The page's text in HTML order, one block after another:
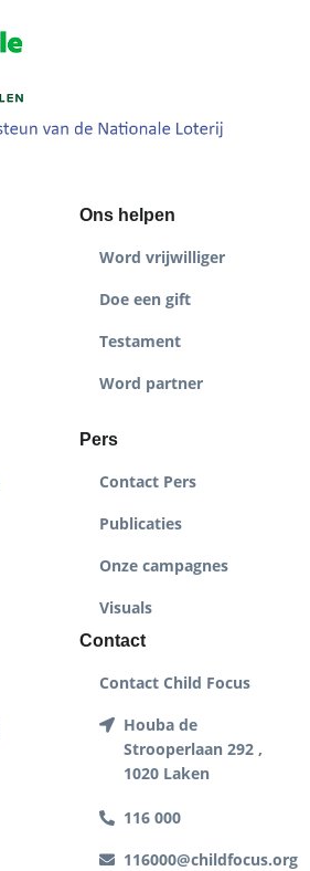
Ons helpen
Word vrijwilliger
Doe een gift
Testament
Word partner
Pers
Contact Pers
Publicaties
Onze campagnes
Visuals
Contact
Contact Child Focus
Houba de
Strooperlaan 292 ,
1020 Laken
116 000
116000@childfocus.org